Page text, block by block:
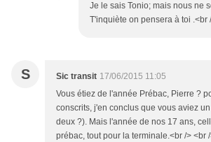
Je le sais Tonio; mais nous ne
T'inquiète on pensera à toi .<br
S Sic transit 17/06/2015 11:05
Vous étiez de l'année Prébac, Pierre ?
conscrits, j'en conclus que vous aviez
deux ?). Mais l'année de nos 17 ans,
prébac, tout pour la terminale.<br /> <br